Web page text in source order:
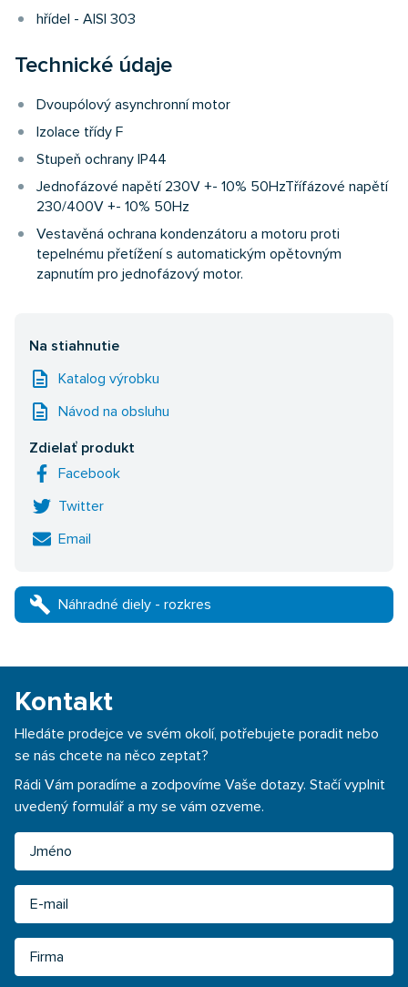
hřídel - AISI 303
Technické údaje
Dvoupólový asynchronní motor
Izolace třídy F
Stupeň ochrany IP44
Jednofázové napětí 230V +- 10% 50HzTřífázové napětí
230/400V +- 10% 50Hz
Vestavěná ochrana kondenzátoru a motoru proti
tepelnému přetížení s automatickým opětovným
zapnutím pro jednofázový motor.
Na stiahnutie
description Katalog výrobku
description Návod na obsluhu
Zdielať produkt
Facebook
Twitter
Email
build Náhradné diely - rozkres
Kontakt
Hledáte prodejce ve svém okolí, potřebujete poradit nebo
se nás chcete na něco zeptat?
Rádi Vám poradíme a zodpovíme Vaše dotazy. Stačí vyplnit
uvedený formulář a my se vám ozveme.
Jméno